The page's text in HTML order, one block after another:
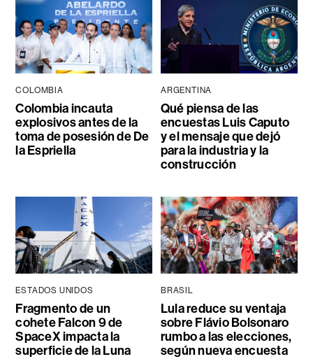
COLOMBIA
Colombia incauta
explosivos antes de la
toma de posesión de De
la Espriella
ARGENTINA
Qué piensa de las
encuestas Luis Caputo
y el mensaje que dejó
para la industria y la
construcción
ESTADOS UNIDOS
Fragmento de un
cohete Falcon 9 de
SpaceX impacta la
superficie de la Luna
BRASIL
Lula reduce su ventaja
sobre Flávio Bolsonaro
rumbo a las elecciones,
según nueva encuesta